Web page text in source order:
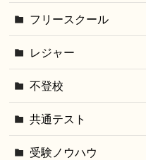
フリースクール
レジャー
不登校
共通テスト
受験ノウハウ